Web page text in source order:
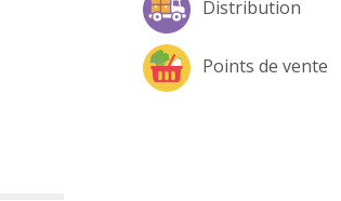
Distribution
Points de vente